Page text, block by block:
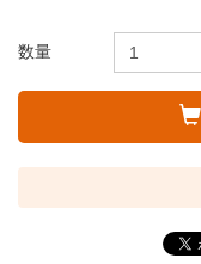
数量